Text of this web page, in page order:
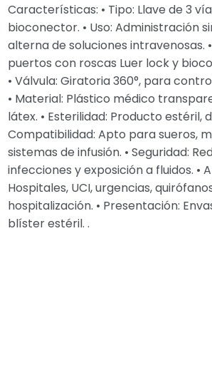
Características: • Tipo: Llave de 3
bioconector. • Uso: Administración
alterna de soluciones intravenosas.
puertos con roscas Luer lock y
• Válvula: Giratoria 360°, para
• Material: Plástico médico
látex. • Esterilidad: Producto estéril,
Compatibilidad: Apto para sueros,
sistemas de infusión. • Seguridad:
infecciones y exposición a fluidos. •
Hospitales, UCI, urgencias,
hospitalización. • Presentación:
blíster estéril. .